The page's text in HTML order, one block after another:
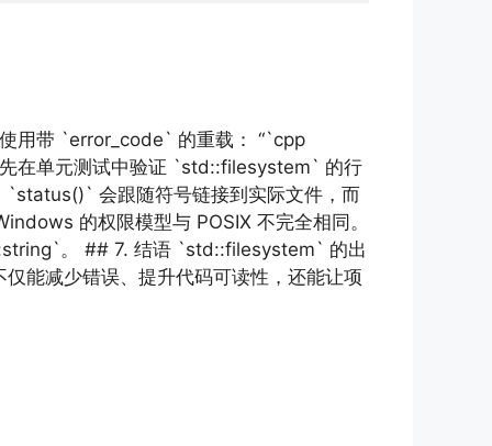
用带 `error_code` 的重载： “`cpp
在单元测试中验证 `std::filesystem` 的行
会跟随符号链接到实际文件，而
的权限模型与 POSIX 不完全相同。
。 ## 7. 结语 `std::filesystem` 的出
能减少错误、提升代码可读性，还能让项